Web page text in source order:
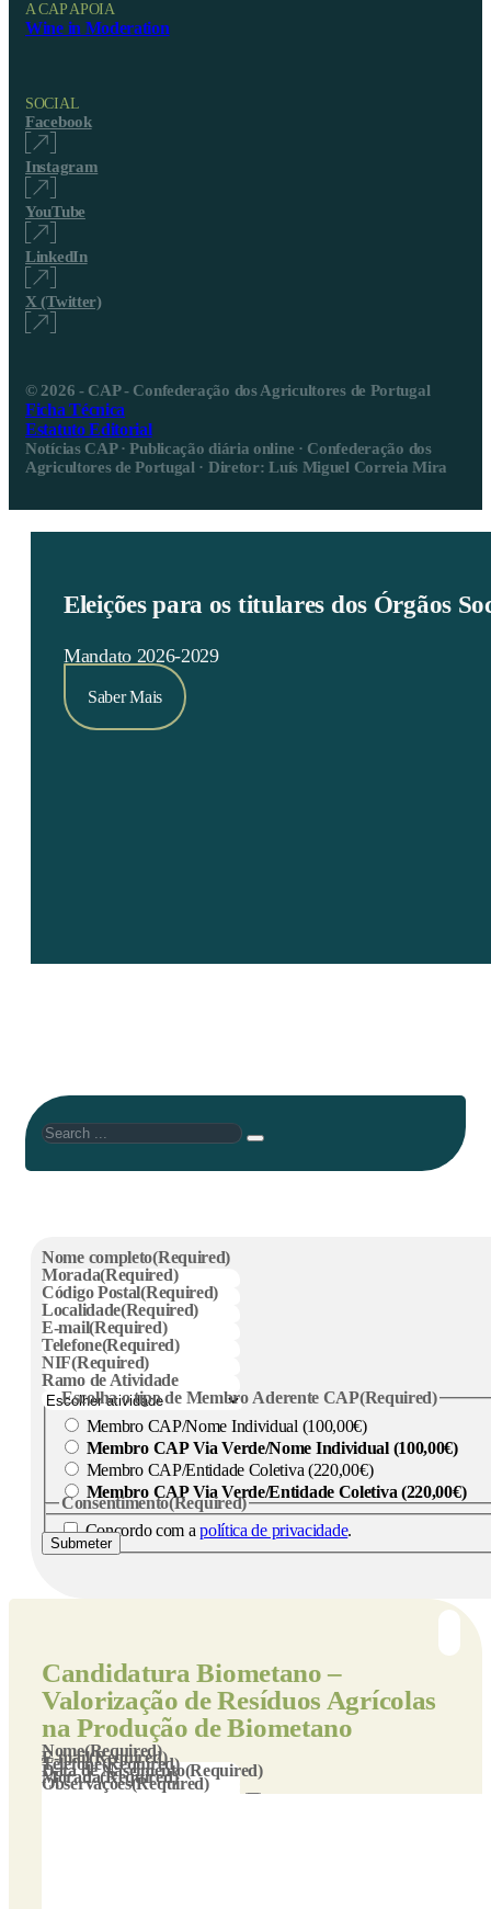
A CAP APOIA
Wine in Moderation
SOCIAL
Facebook
Instagram
YouTube
LinkedIn
X (Twitter)
© 2026 - CAP - Confederação dos Agricultores de Portugal
Ficha Técnica
Estatuto Editorial
Notícias CAP · Publicação diária online · Confederação dos
Agricultores de Portugal · Diretor: Luís Miguel Correia Mira
Eleições para os titulares dos Órgãos
Mandato 2026-2029
Saber Mais
Search
Nome completo(Required)
Morada(Required)
Código Postal(Required)
Localidade(Required)
E-mail(Required)
Telefone(Required)
NIF(Required)
Ramo de Atividade
Escolha o tipo de Membro Aderente CAP(Required)
Membro CAP/Nome Individual (100,00€)
Membro CAP Via Verde/Nome Individual (100,00€)
Membro CAP/Entidade Coletiva (220,00€)
Membro CAP Via Verde/Entidade Coletiva (220,00€)
Consentimento(Required)
Concordo com apolítica de privacidade.
Submeter
CandidaturaBiometano –
Valorização de Resíduos Agrícolas
na Produção de Biometano
Nome(Required)
E-mail(Required)
Telefone(Required)
Data de Nascimento(Required)
Morada(Required)
Observações(Required)